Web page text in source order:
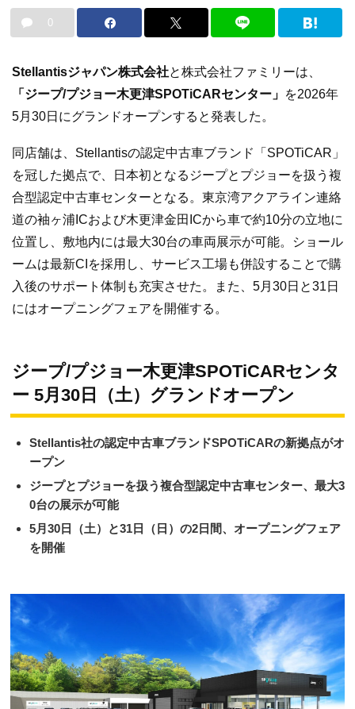
0
Stellantisジャパン株式会社と株式会社ファミリーは、
「ジープ/プジョー木更津SPOTiCARセンター」 を2026年
5月30日にグランドオープンすると発表した。
同店舗は、Stellantisの認定中古車ブランド「SPOTiCAR」
を冠した拠点で、日本初となるジープとプジョーを扱う複
合型認定中古車センターとなる。東京湾アクアライン連絡
道の袖ヶ浦ICおよび木更津金田ICから車で約10分の立地に
位置し、敷地内には最大30台の車両展示が可能。ショール
ームは最新CIを採用し、サービス工場も併設することで購
入後のサポート体制も充実させた。また、5月30日と31日
にはオープニングフェアを開催する。
ジープ/プジョー木更津SPOTiCARセンタ
ー 5月30日（土）グランドオープン
Stellantis社の認定中古車ブランドSPOTiCARの新拠点がオ
ープン
ジープとプジョーを扱う複合型認定中古車センター、最大3
0台の展示が可能
5⽉30⽇（土）と31⽇（⽇）の2日間、オープニングフェア
を開催